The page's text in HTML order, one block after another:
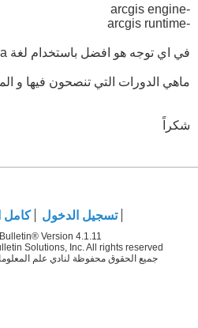
-arcgis engine
-arcgis runtime
في اي توجه هو افضل باستخدام لغة java.
ماهي الدورات التي تنصحون فيها و
شكراً
تسجيل الدخول كامل
Version 4.1.11
Solutions, Inc. All rights reserved
جميع الحقوق محفوظة لنادي علم المعلومات